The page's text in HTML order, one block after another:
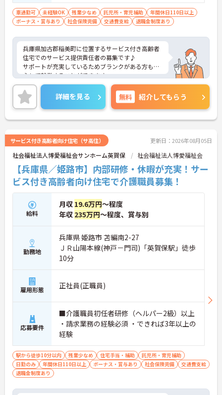
車通勤可 未経験OK 残業少なめ 託児所・育児補助
年間休日110日以上
ボーナス・賞与あり
社会保険完備 交通費支給 退職金制度あり
兵庫県加古郡稲美町に位置するサービス付き高齢者
住宅でのサービス提供責任者の募集です♪
サポートが充実しているためブランクがある方も安
心して就業することができます。
ご興味のある方には、面接対策ポイントなど、さら
に詳細をお話しいたしますのでお気軽にご相談くだ
さい！
詳細を見る 無料 紹介してもらう
サービス付き高齢者向け住宅（サ高住） 更新日：2026年08月05日
社会福祉法人博愛福祉会サンホーム英賀保 社会福祉法人博愛福祉会
【兵庫県／姫路市】内部研修・休暇が充実！サー
ビス付き高齢者向け住宅で介護職員募集！
給料
月収 19.6万円～程度
年収 235万円～程度、賞与別
勤務地
兵庫県 姫路市 苫編南2-27
ＪＲ山陽本線(神戸－門司)「英賀保駅」徒歩
10分
雇用形態 正社員(正職員)
応募要件
■介護職員初任者研修（ヘルパー2級）以上
・請求業務の経験必須 ・できれば3年以上の
経験
駅から徒歩10分以内 残業少なめ 住宅手当・補助
託児所・育児補助
日勤のみ
年間休日110日以上 ボーナス・賞与あり 社会保険完備
交通費支給
退職金制度あり